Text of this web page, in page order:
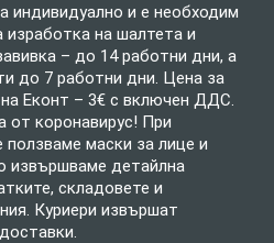
индивидуално и е необходим
изработка на шалтета и
– до 14 работни дни, а
до 7 работни дни. Цена за
Еконт – 3€ с включен ДДС.
от коронавирус! При
маски за лице и
извършваме детайлна
складовете и
Куриери извършат